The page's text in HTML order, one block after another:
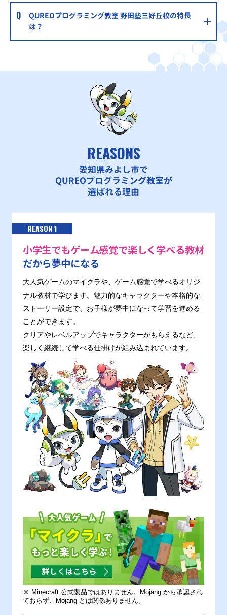
QUREOプログラミング教室 野田塾三好丘校の特長
は？
REASONS
愛知県みよし市で
QUREOプログラミング教室が
選ばれる理由
REASON 1
小学生でもゲーム感覚で楽しく学べる教材
だから夢中になる
大人気ゲームのマイクラや、ゲーム感覚で学べるオリジ
ナル教材で学びます。魅力的なキャラクターや本格的な
ストーリー設定で、お子様が夢中になって学習を進める
ことができます。
クリアやレベルアップでキャラクターがもらえるなど、
楽しく継続して学べる仕掛けが組み込まれています。
※ Minecraft 公式製品ではありません。Mojang から承認され
ておらず、Mojang とは関係ありません。